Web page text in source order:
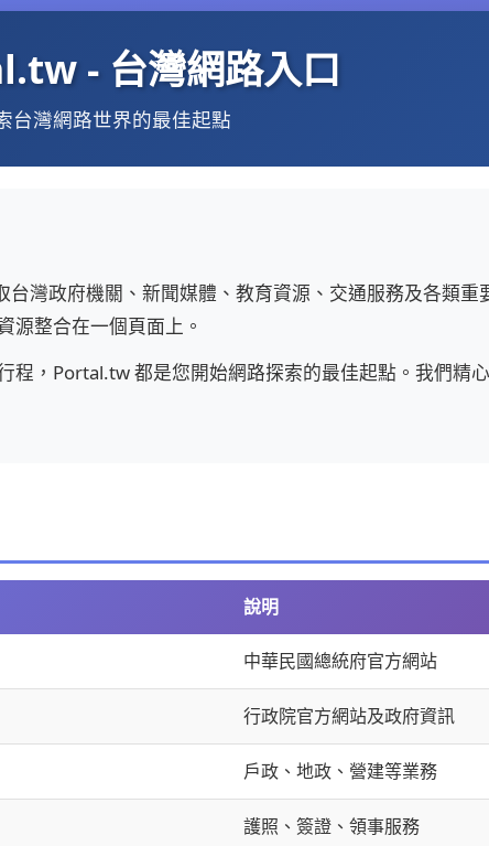
- 台灣網路入口
台灣網路世界的最佳起點
灣政府機關、新聞媒體、教育資源、交通服務及各類重
源整合在一個頁面上。
，Portal.tw 都是您開始網路探索的最佳起點。我們精
說明
中華民國總統府官方網站
行政院官方網站及政府資訊
戶政、地政、營建等業務
護照、簽證、領事服務